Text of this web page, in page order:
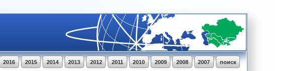
поиск
2007
2008
2009
2010
2011
2012
2013
2014
2015
2016